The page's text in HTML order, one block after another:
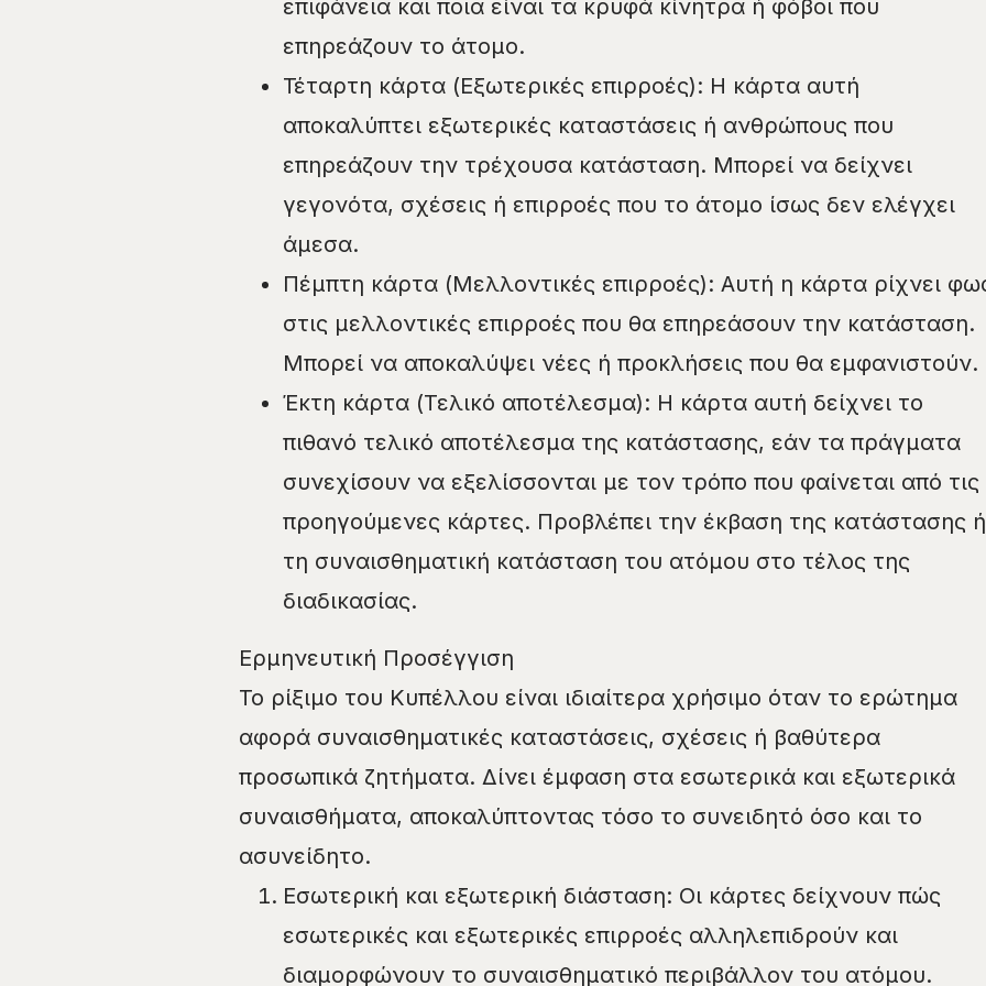
επιφάνεια και ποια είναι τα κρυφά κίνητρα ή φόβοι που
επηρεάζουν το άτομο.
Τέταρτη κάρτα (Εξωτερικές επιρροές): Η κάρτα αυτή
αποκαλύπτει εξωτερικές καταστάσεις ή ανθρώπους που
επηρεάζουν την τρέχουσα κατάσταση. Μπορεί να δείχνει
γεγονότα, σχέσεις ή επιρροές που το άτομο ίσως δεν ελέγχει
άμεσα.
Πέμπτη κάρτα (Μελλοντικές επιρροές): Αυτή η κάρτα ρίχνει
στις μελλοντικές επιρροές που θα επηρεάσουν την κατάσταση.
Μπορεί να αποκαλύψει νέες ή προκλήσεις που θα εμφανιστούν.
Έκτη κάρτα (Τελικό αποτέλεσμα): Η κάρτα αυτή δείχνει το
πιθανό τελικό αποτέλεσμα της κατάστασης, εάν τα πράγματα
συνεχίσουν να εξελίσσονται με τον τρόπο που φαίνεται από τις
προηγούμενες κάρτες. Προβλέπει την έκβαση της κατάστασης ή
τη συναισθηματική κατάσταση του ατόμου στο τέλος της
διαδικασίας.
Ερμηνευτική Προσέγγιση
Το ρίξιμο του Κυπέλλου είναι ιδιαίτερα χρήσιμο όταν το ερώτημα
αφορά συναισθηματικές καταστάσεις, σχέσεις ή βαθύτερα
προσωπικά ζητήματα. Δίνει έμφαση στα εσωτερικά και εξωτερικά
συναισθήματα, αποκαλύπτοντας τόσο το συνειδητό όσο και το
ασυνείδητο.
Εσωτερική και εξωτερική διάσταση: Οι κάρτες δείχνουν πώς
εσωτερικές και εξωτερικές επιρροές αλληλεπιδρούν και
διαμορφώνουν το συναισθηματικό περιβάλλον του ατόμου.